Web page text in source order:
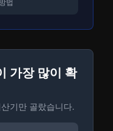
법
가장 많이 확
기만 골랐습니다.